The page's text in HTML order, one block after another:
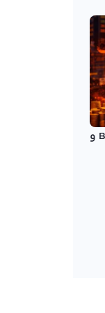
خرید بیت کوین توسط ناکاموتو با تصاحب BTC Inc و